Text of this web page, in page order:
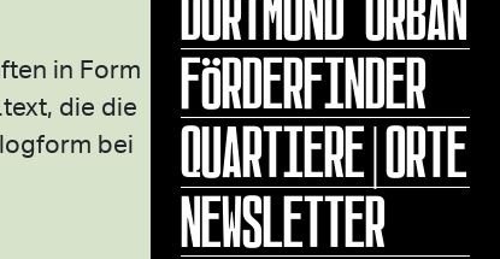
FÖRDERFINDER
QUARTIERE|ORTE
NEWSLETTER
in Form
die die
bei